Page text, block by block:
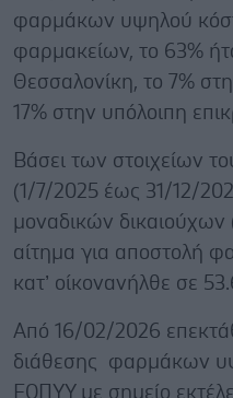
φαρμάκων υψηλού
φαρμακείων, το 63%
Θεσσαλονίκη, το 7%
17% στην υπόλοιπη
Βάσει των στοιχείων
(1/7/2025 έως 31/12/
μοναδικών
αίτημα για αποστολή
κατ’ οίκονανήλθε σε
Από 16/02/2026
διάθεσης φαρμάκων
ΕΟΠΥΥ με σημείο